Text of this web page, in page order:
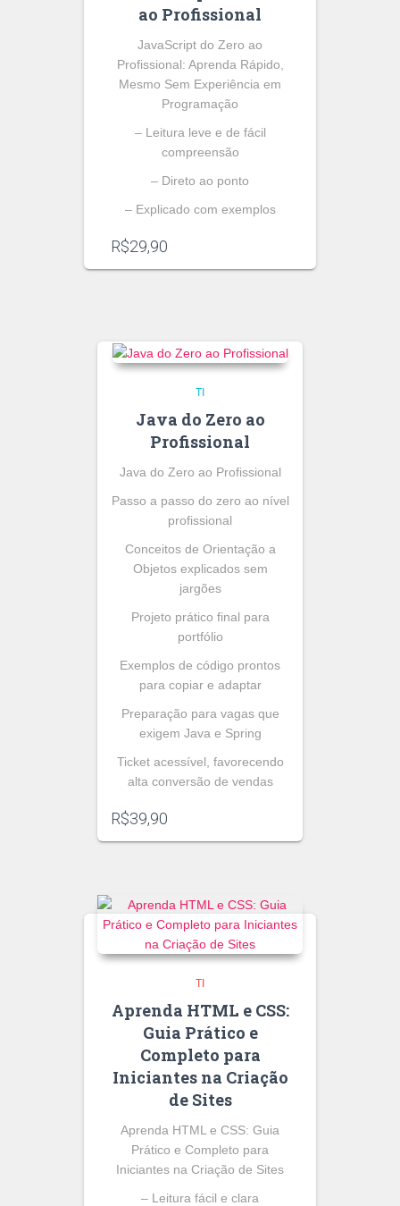
ao Profissional
JavaScript do Zero ao
Profissional: Aprenda Rápido,
Mesmo Sem Experiência em
Programação
– Leitura leve e de fácil
compreensão
– Direto ao ponto
– Explicado com exemplos
R$29,90
TI
Java do Zero ao
Profissional
Java do Zero ao Profissional
Passo a passo do zero ao nível
profissional
Conceitos de Orientação a
Objetos explicados sem
jargões
Projeto prático final para
portfólio
Exemplos de código prontos
para copiar e adaptar
Preparação para vagas que
exigem Java e Spring
Ticket acessível, favorecendo
alta conversão de vendas
R$39,90
TI
Aprenda HTML e CSS:
Guia Prático e
Completo para
Iniciantes na Criação
de Sites
Aprenda HTML e CSS: Guia
Prático e Completo para
Iniciantes na Criação de Sites
– Leitura fácil e clara